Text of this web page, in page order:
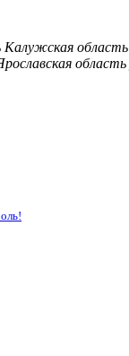
Калужская область
область